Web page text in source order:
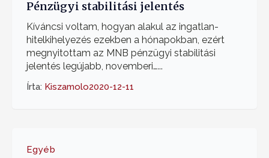
Pénzügyi stabilitási jelentés
Kíváncsi voltam, hogyan alakul az ingatlan-
hitelkihelyezés ezekben a hónapokban, ezért
megnyitottam az MNB pénzügyi stabilitási
jelentés legújabb, novemberi…...
Írta: Kiszamolo2020-12-11
Egyéb